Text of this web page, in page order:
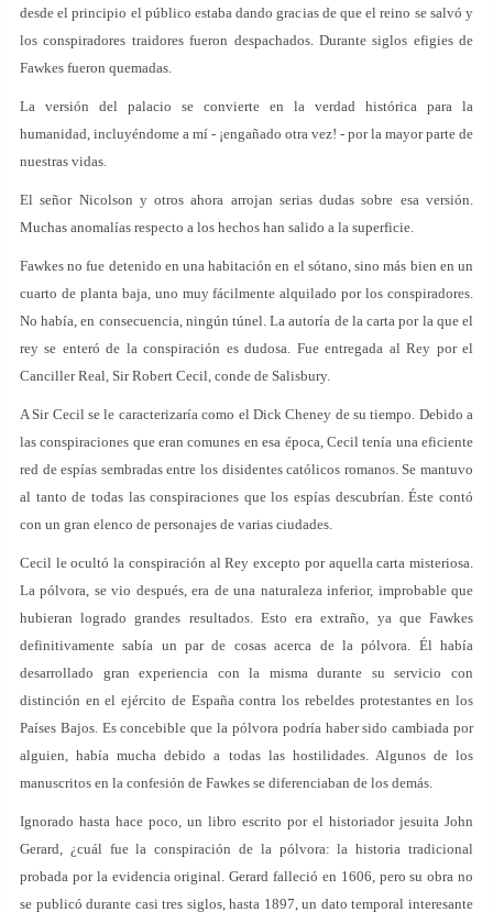
desde el principio el público estaba dando gracias de que el reino se salvó y
los conspiradores traidores fueron despachados. Durante siglos efigies de
Fawkes fueron quemadas.
La versión del palacio se convierte en la verdad histórica para la
humanidad, incluyéndome a mí - ¡engañado otra vez! - por la mayor parte de
nuestras vidas.
El señor Nicolson y otros ahora arrojan serias dudas sobre esa versión.
Muchas anomalías respecto a los hechos han salido a la superficie.
Fawkes no fue detenido en una habitación en el sótano, sino más bien en un
cuarto de planta baja, uno muy fácilmente alquilado por los conspiradores.
No había, en consecuencia, ningún túnel. La autoría de la carta por la que el
rey se enteró de la conspiración es dudosa. Fue entregada al Rey por el
Canciller Real, Sir Robert Cecil, conde de Salisbury.
A Sir Cecil se le caracterizaría como el Dick Cheney de su tiempo. Debido a
las conspiraciones que eran comunes en esa época, Cecil tenía una eficiente
red de espías sembradas entre los disidentes católicos romanos. Se mantuvo
al tanto de todas las conspiraciones que los espías descubrían. Éste contó
con un gran elenco de personajes de varias ciudades.
Cecil le ocultó la conspiración al Rey excepto por aquella carta misteriosa.
La pólvora, se vio después, era de una naturaleza inferior, improbable que
hubieran logrado grandes resultados. Esto era extraño, ya que Fawkes
definitivamente sabía un par de cosas acerca de la pólvora. Él había
desarrollado gran experiencia con la misma durante su servicio con
distinción en el ejército de España contra los rebeldes protestantes en los
Países Bajos. Es concebible que la pólvora podría haber sido cambiada por
alguien, había mucha debido a todas las hostilidades. Algunos de los
manuscritos en la confesión de Fawkes se diferenciaban de los demás.
Ignorado hasta hace poco, un libro escrito por el historiador jesuita John
Gerard, ¿cuál fue la conspiración de la pólvora: la historia tradicional
probada por la evidencia original. Gerard falleció en 1606, pero su obra no
se publicó durante casi tres siglos, hasta 1897, un dato temporal interesante